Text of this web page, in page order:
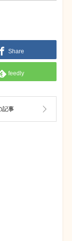
Share
feedly